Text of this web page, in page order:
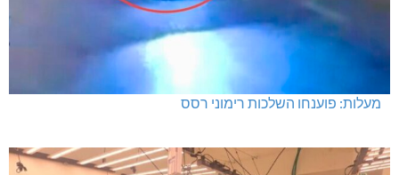
מעלות: פוענחו השלכות רימוני רסס